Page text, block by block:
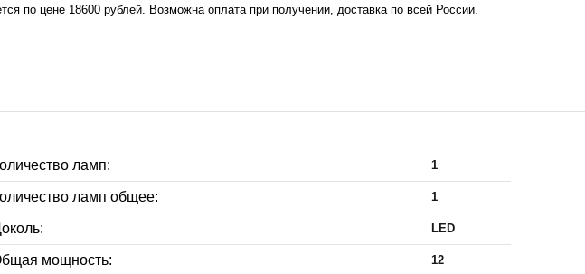
по цене 18600 рублей. Возможна оплата при получении, доставка по всей России.
ламп: 1
ламп общее: 1
LED
мощность: 12